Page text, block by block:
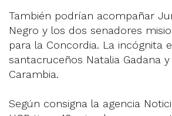
También podrían acompañar
Negro y los dos senadores
para la Concordia. La incógnita
santacruceños Natalia Gadana
Carambia.
Según consigna la agencia